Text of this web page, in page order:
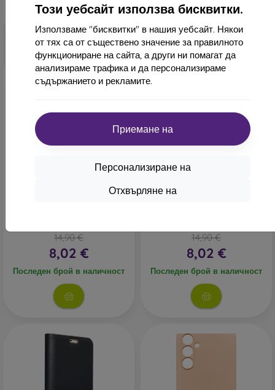
Този уебсайт използва бисквитки.
Използваме "бисквитки" в нашия уебсайт. Някои
от тях са от съществено значение за правилното
функциониране на сайта, а други ни помагат да
анализираме трафика и да персонализираме
съдържанието и рекламите.
Приемане на
Персонализиране на
Отхвърляне на
PROTECT10
14,90 €
8,02 €
Последен брой в наличност
-10%
14,90 €
8,02 €
Последен брой в наличност